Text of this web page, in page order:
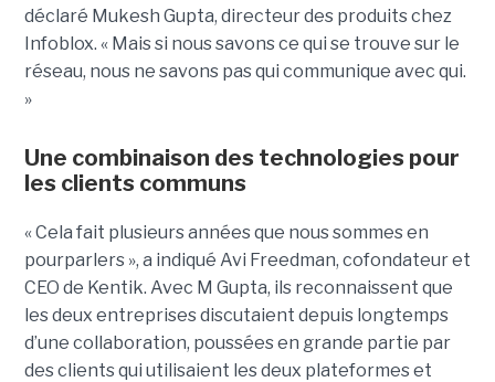
déclaré Mukesh Gupta, directeur des produits chez
Infoblox. « Mais si nous savons ce qui se trouve sur le
réseau, nous ne savons pas qui communique avec qui.
»
Une combinaison des technologies pour
les clients communs
« Cela fait plusieurs années que nous sommes en
pourparlers », a indiqué Avi Freedman, cofondateur et
CEO de Kentik. Avec M Gupta, ils reconnaissent que
les deux entreprises discutaient depuis longtemps
d’une collaboration, poussées en grande partie par
des clients qui utilisaient les deux plateformes et